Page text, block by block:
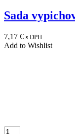
Sada
7,17 € s DPH
Add to Wishlist